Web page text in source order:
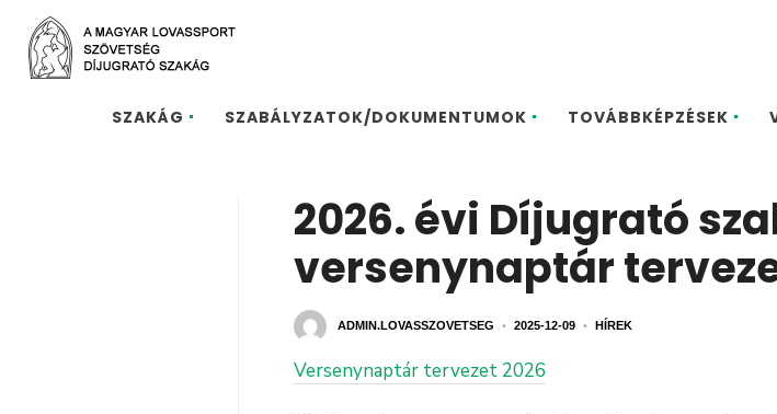
SZAKÁG SZABÁLYZATOK/DOKUMENTUMOK TOVÁBBKÉPZÉSEK
2026. évi Díjugrató
versenynaptár
ADMIN.LOVASSZOVETSEG • 2025-12-09 • HÍREK
Versenynaptár tervezet 2026